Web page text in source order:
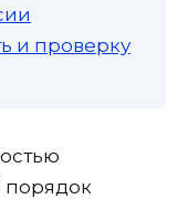
и проверку
порядок